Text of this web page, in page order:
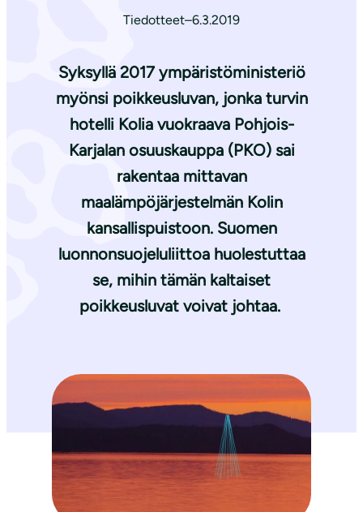
Tiedotteet–6.3.2019
Syksyllä 2017 ympäristöministeriö
myönsi poikkeusluvan, jonka turvin
hotelli Kolia vuokraava Pohjois-
Karjalan osuuskauppa (PKO) sai
rakentaa mittavan
maalämpöjärjestelmän Kolin
kansallispuistoon. Suomen
luonnonsuojeluliittoa huolestuttaa
se, mihin tämän kaltaiset
poikkeusluvat voivat johtaa.